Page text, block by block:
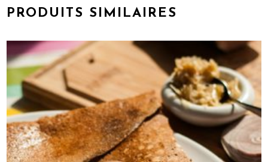
PRODUITS SIMILAIRES